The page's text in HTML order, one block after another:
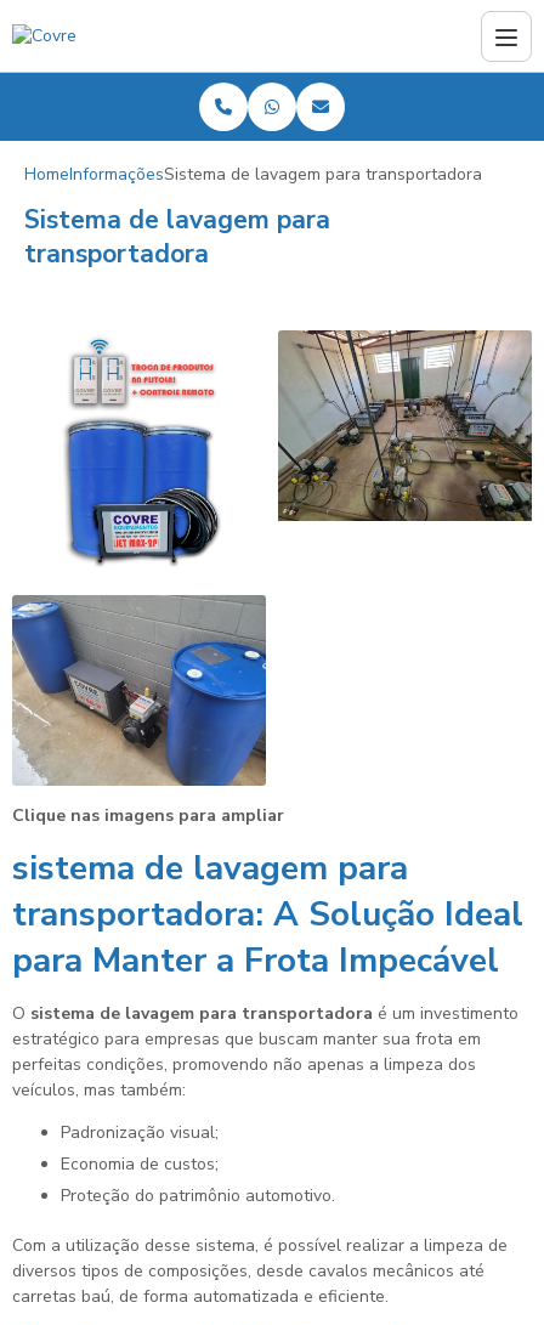
HomeInformaçõesSistema de lavagem para transportadora
Sistema de lavagem para
transportadora
Clique nas imagens para ampliar
sistema de lavagem para
transportadora: A Solução Ideal
para Manter a Frota Impecável
O sistema de lavagem para transportadora é um investimento
estratégico para empresas que buscam manter sua frota em
perfeitas condições, promovendo não apenas a limpeza dos
veículos, mas também:
Padronização visual;
Economia de custos;
Proteção do patrimônio automotivo.
Com a utilização desse sistema, é possível realizar a limpeza de
diversos tipos de composições, desde cavalos mecânicos até
carretas baú, de forma automatizada e eficiente.